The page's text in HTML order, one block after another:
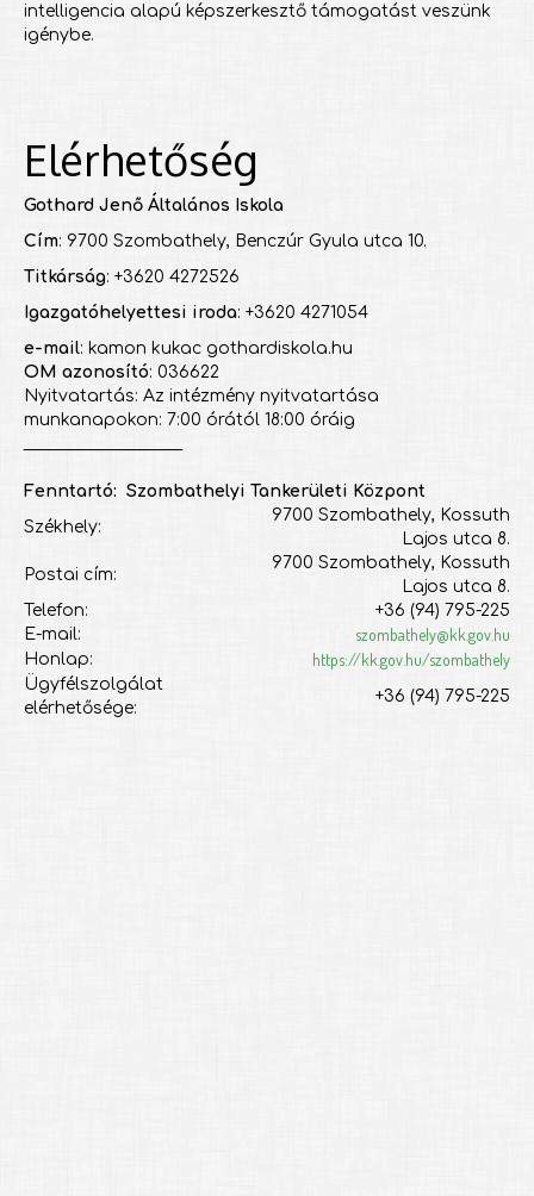
intelligencia alapú képszerkesztő támogatást veszünk
igénybe.
Elérhetőség
Gothard Jenő Általános Iskola
Cím: 9700 Szombathely, Benczúr Gyula utca 10.
Titkárság: +3620 4272526
Igazgatóhelyettesi iroda: +3620 4271054
e-mail: kamon kukac gothardiskola.hu
OM azonosító: 036622
Nyitvatartás: Az intézmény nyitvatartása
munkanapokon: 7:00 órától 18:00 óráig
Fenntartó: Szombathelyi Tankerületi Központ
Székhely:
9700 Szombathely, Kossuth
Lajos utca 8.
Postai cím:
9700 Szombathely, Kossuth
Lajos utca 8.
Telefon:
+36 (94) 795-225
E-mail:
szombathely@kk.gov.hu
Honlap: https://kk.gov.hu/szombathely
Ügyfélszolgálat
elérhetősége:
+36 (94) 795-225